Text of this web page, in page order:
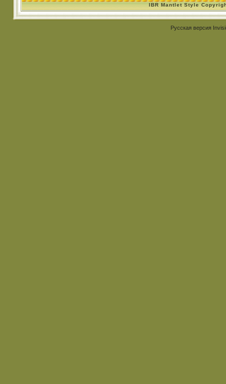
IBR Mantlet Style
Русская версия